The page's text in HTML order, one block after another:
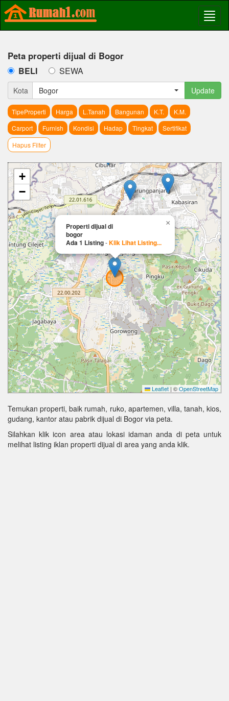
Peta properti dijual di Bogor
BELI SEWA
Kota Bogor Update
TipeProperti Harga L.Tanah Bangunan K.T.
K.M.
Carport
Furnish Kondisi Hadap Tingkat
Sertifikat
Hapus Filter
Properti dijual di
bogor
Ada 1 Listing-Klik Lihat Listing...
×
+
−
Leaflet | ©OpenStreetMap
Temukan properti, baik rumah, ruko, apartemen, villa, tanah, kios,
gudang, kantor atau pabrik dijual di Bogor via peta.
Silahkan klik icon area atau lokasi idaman anda di peta untuk
melihat listing iklan properti dijual di area yang anda klik.